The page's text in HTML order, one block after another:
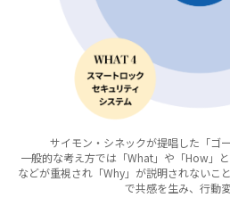
サイモン・シネックが提唱した「ゴ
一般的な考え方では「What」や「How」
などが重視され「Why」が説明されないこと
で共感を生み、行動